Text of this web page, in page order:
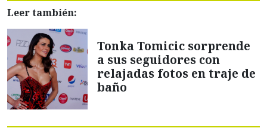
Leer también:
Tonka Tomicic sorprende
a sus seguidores con
relajadas fotos en traje de
baño